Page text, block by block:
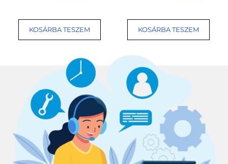
KOSÁRBA TESZEM KOSÁRBA TESZEM